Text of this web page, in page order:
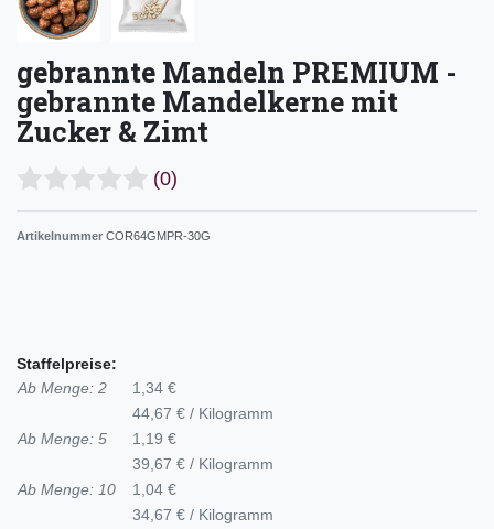
gebrannte Mandeln PREMIUM -
gebrannte Mandelkerne mit
Zucker & Zimt
(0)
Artikelnummer COR64GMPR-30G
Staffelpreise:
Ab Menge: 2
1,34 €
44,67 € / Kilogramm
Ab Menge: 5
1,19 €
39,67 € / Kilogramm
Ab Menge: 10
1,04 €
34,67 € / Kilogramm